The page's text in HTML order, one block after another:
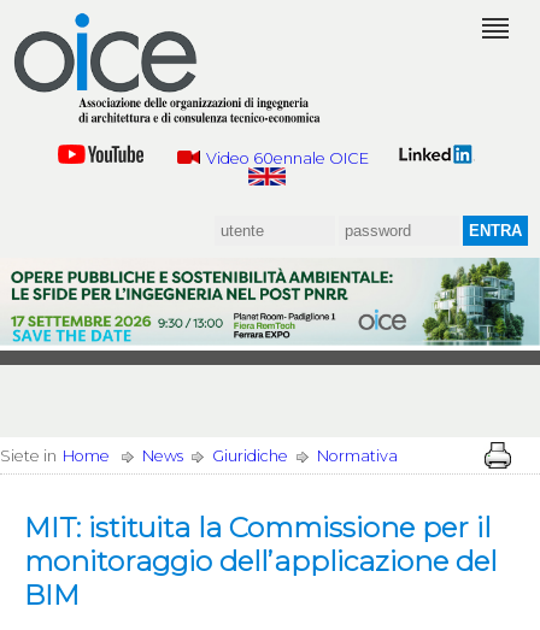
Video 60ennale OICE
Siete in Home News Giuridiche Normativa
MIT: istituita la Commissione per il
monitoraggio dell’applicazione del
BIM